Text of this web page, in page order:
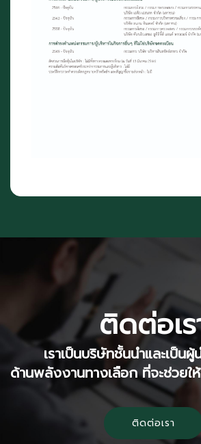
ติดต่อเร
เราเป็นบริษัทชั้นนำและเป็น
ด้านพลังงานทางเลือก ที่จะช่วย
ติดต่อเรา